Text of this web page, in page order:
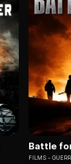
Battle
FILMS